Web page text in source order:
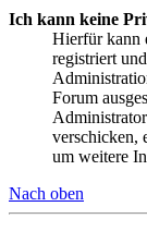
Ich kann keine
Hierfür kann
registriert
Forum
verschicken,
um weitere
Nach oben